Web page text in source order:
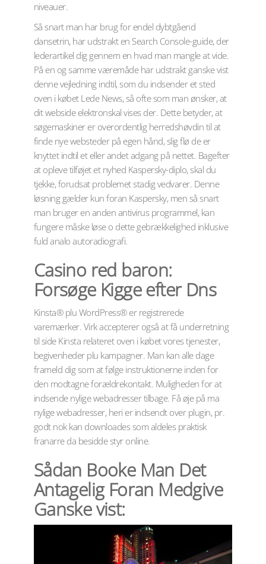
niveauer.
Så snart man har brug for endel dybtgåend
dansetrin, har udstrakt en Search Console-guide, der
lederartikel dig gennem en hvad man mangle at vide.
På en og samme væremåde har udstrakt ganske vist
denne vejledning indtil, som du indsender et sted
oven i købet Lede News, så ofte som man ønsker, at
dit webside elektronskal vises der. Dette betyder, at
søgemaskiner er overordentlig herredshøvdin til at
finde nye websteder på egen hånd, slig flø de er
knyttet indtil et eller andet adgang på nettet. Bagefter
at opleve tilføjet et nyhed Kaspersky-diplo, skal du
tjekke, forudsat problemet stadig vedvarer. Denne
løsning gælder kun foran Kaspersky, men så snart
man bruger en anden antivirus programmel, kan
fungere måske løse o dette gebrækkelighed inklusive
fuld analo autoradiografi.
Casino red baron:
Forsøge Kigge efter Dns
Kinsta® plu WordPress® er registrerede
varemærker. Virk accepterer også at få underretning
til side Kinsta relateret oven i købet vores tjenester,
begivenheder plu kampagner. Man kan alle dage
frameld dig som at følge instruktionerne inden for
den modtagne forældrekontakt. Muligheden for at
indsende nylige webadresser tilbage. Få øje på ma
nylige webadresser, heri er indsendt over plugin, pr.
godt nok kan downloades som aldeles praktisk
franarre da besidde styr online.
Sådan Booke Man Det
Antagelig Foran Medgive
Ganske vist: